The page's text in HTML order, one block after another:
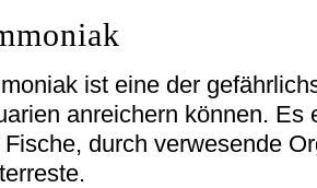
ist eine der
anreichern können. Es
Fische, durch verwesende